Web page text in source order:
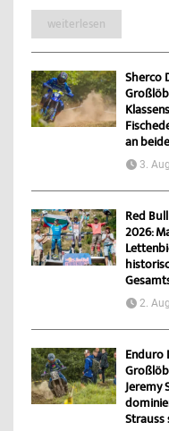
weiterlesen
Sherco
an
3.
Red
2026:
2.
Enduro
Jeremy
Strauss